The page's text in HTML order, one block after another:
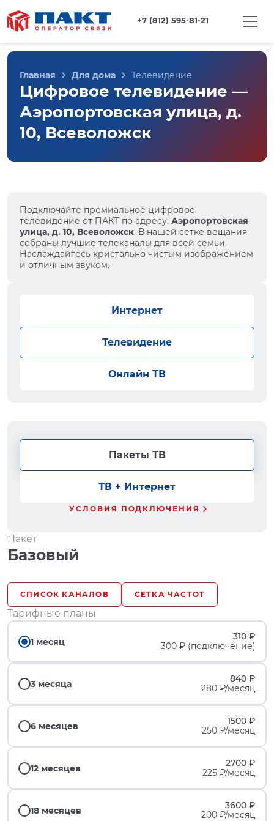
+7 (812) 595-81-21
Главная Для дома Телевидение
Цифровое телевидение —
Аэропортовская улица, д.
10, Всеволожск
Подключайте премиальное цифровое
телевидение от ПАКТ по адресу: Аэропортовская
улица, д. 10, Всеволожск. В нашей сетке вещания
собраны лучшие телеканалы для всей семьи.
Наслаждайтесь кристально чистым изображением
и отличным звуком.
Интернет
Телевидение
Онлайн ТВ
Пакеты ТВ
ТВ + Интернет
УСЛОВИЯ ПОДКЛЮЧЕНИЯ
Пакет
Базовый
СПИСОК КАНАЛОВ СЕТКА ЧАСТОТ
Тарифные планы
1 месяц
310 ₽
300 ₽ (подключение)
3 месяца
840 ₽
280 ₽/месяц
6 месяцев
1500 ₽
250 ₽/месяц
12 месяцев
2700 ₽
225 ₽/месяц
18 месяцев
3600 ₽
200 ₽/месяц